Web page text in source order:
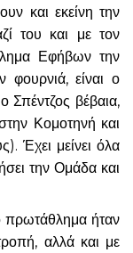
και εκείνη την
του και με τον
Εφήβων την
φουρνιά, είναι ο
Σπέντζος βέβαια,
Κομοτηνή και
Έχει μείνει όλα
την Ομάδα και
πρωτάθλημα ήταν
αλλά και με